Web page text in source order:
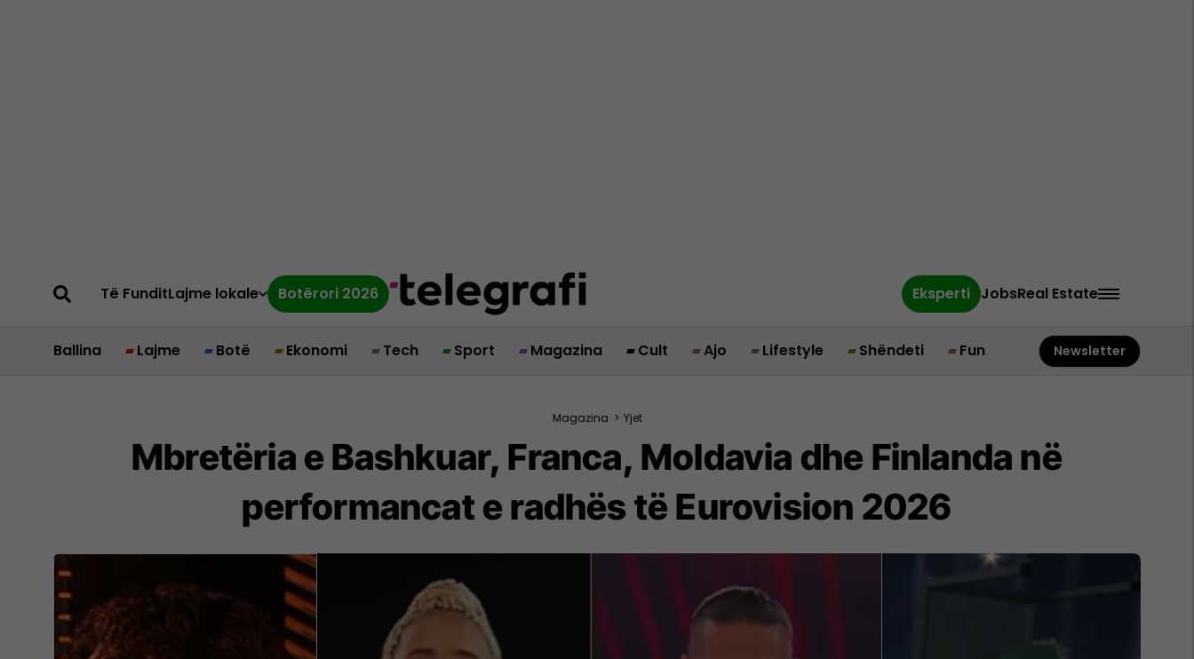
Të FunditLajme lokale Botërori 2026 Eksperti JobsReal Estate
Ballina Lajme Botë Ekonomi Tech Sport Magazina Cult Ajo Lifestyle Shëndeti Fun Newsletter
Magazina > Yjet
Mbretëria e Bashkuar, Franca, Moldavia dhe Finlanda në
performancat e radhës të Eurovision 2026